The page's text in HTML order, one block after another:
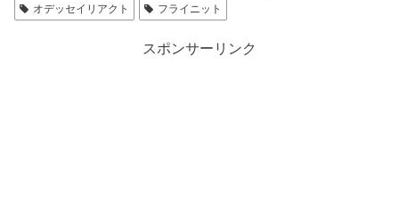
オデッセイリアクト
フライニット
スポンサーリンク